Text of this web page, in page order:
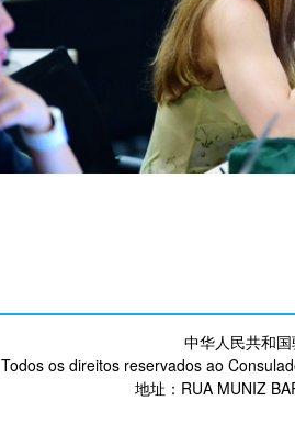
中华人民共和
Todos os direitos reservados ao
地址：RUA MUNIZ